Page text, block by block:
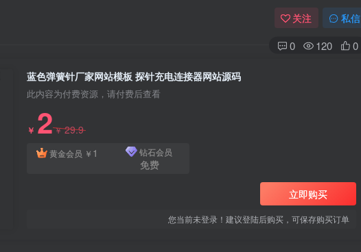
关注 私信
0 120 0
蓝色弹簧针厂家网站模板 探针充电连接器网站源码
此内容为付费资源，请付费后查看
￥ 2￥29.9
黄金会员 ￥ 1 钻石会员
免费
立即购买
您当前未登录！建议登陆后购买，可保存购买订单